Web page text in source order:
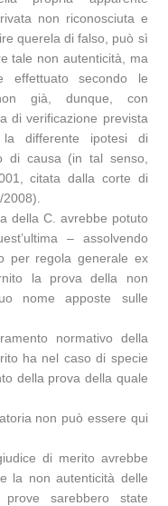
non riconosciuta e
querela di falso, può sì
tale non autenticità, ma
effettuato secondo le
già, dunque, con
di verificazione prevista
differente ipotesi di
di causa (in tal senso,
citata dalla corte di
della C. avrebbe potuto
– assolvendo
per regola generale ex
la prova della non
nome apposte sulle
normativo della
ha nel caso di specie
della prova della quale
non può essere qui
di merito avrebbe
la non autenticità delle
sarebbero state